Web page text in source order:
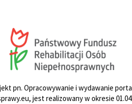
pn. Opracowywanie i wydawanie
jest realizowany w okresie